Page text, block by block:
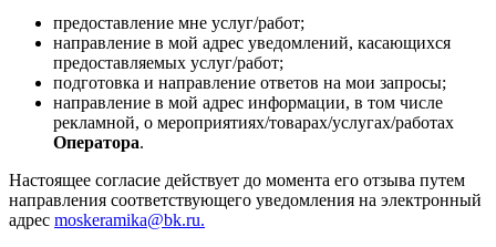
предоставление мне услуг/работ;
направление в мой адрес уведомлений, касающихся
предоставляемых услуг/работ;
подготовка и направление ответов на мои запросы;
направление в мой адрес информации, в том числе
рекламной, о мероприятиях/товарах/услугах/работах
Оператора.
Настоящее согласие действует до момента его отзыва путем
направления соответствующего уведомления на электронный
адрес moskeramika@bk.ru.